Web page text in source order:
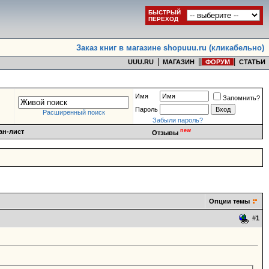
БЫСТРЫЙ
ПЕРЕХОД
Заказ книг в магазине shopuuu.ru (кликабельно)
UUU.RU МАГАЗИН ФОРУМ СТАТЬИ
Расширенный поиск
Имя
Запомнить?
Пароль
Забыли пароль?
лист
Отзывы new
Опции темы
#1